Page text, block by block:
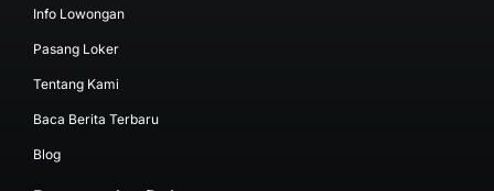
Info Lowongan
Pasang Loker
Tentang Kami
Baca Berita Terbaru
Blog